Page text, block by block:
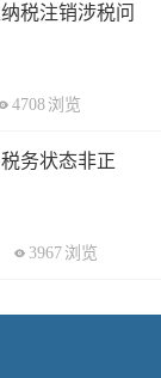
税注销涉税问
4708 浏览
务状态非正
3967 浏览